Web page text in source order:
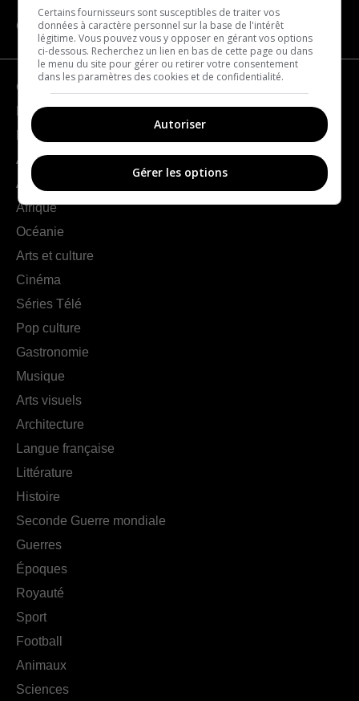
CATÉGORIES
Géographie
France
Europe
Amériques
Asie
Afrique
Océanie
Arts et culture
Cinéma
Séries Télé
Pop culture
Gastronomie
Musique
Arts visuels
Architecture
Langue française
Littérature
Histoire
Seconde Guerre mondiale
Guerres
Époques
Royauté
Sport
Football
Animaux
Sciences
Certains fournisseurs sont susceptibles de traiter vos
données à caractère personnel sur la base de l'intérêt
légitime. Vous pouvez vous y opposer en gérant vos options
ci-dessous. Recherchez un lien en bas de cette page ou dans
le menu du site pour gérer ou retirer votre consentement
dans les paramètres des cookies et de confidentialité.
Autoriser
Gérer les options